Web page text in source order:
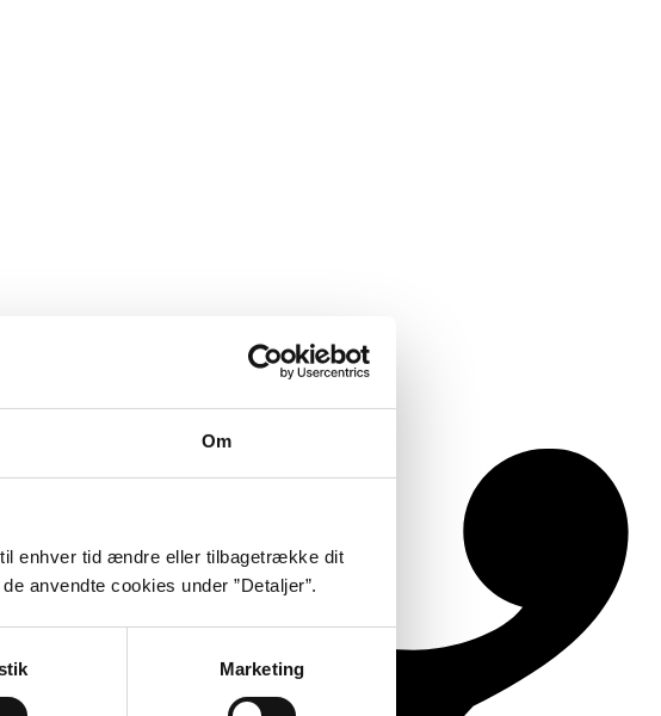
Om
enhver tid ændre eller tilbagetrække dit
anvendte cookies under ”Detaljer”.
Marketing